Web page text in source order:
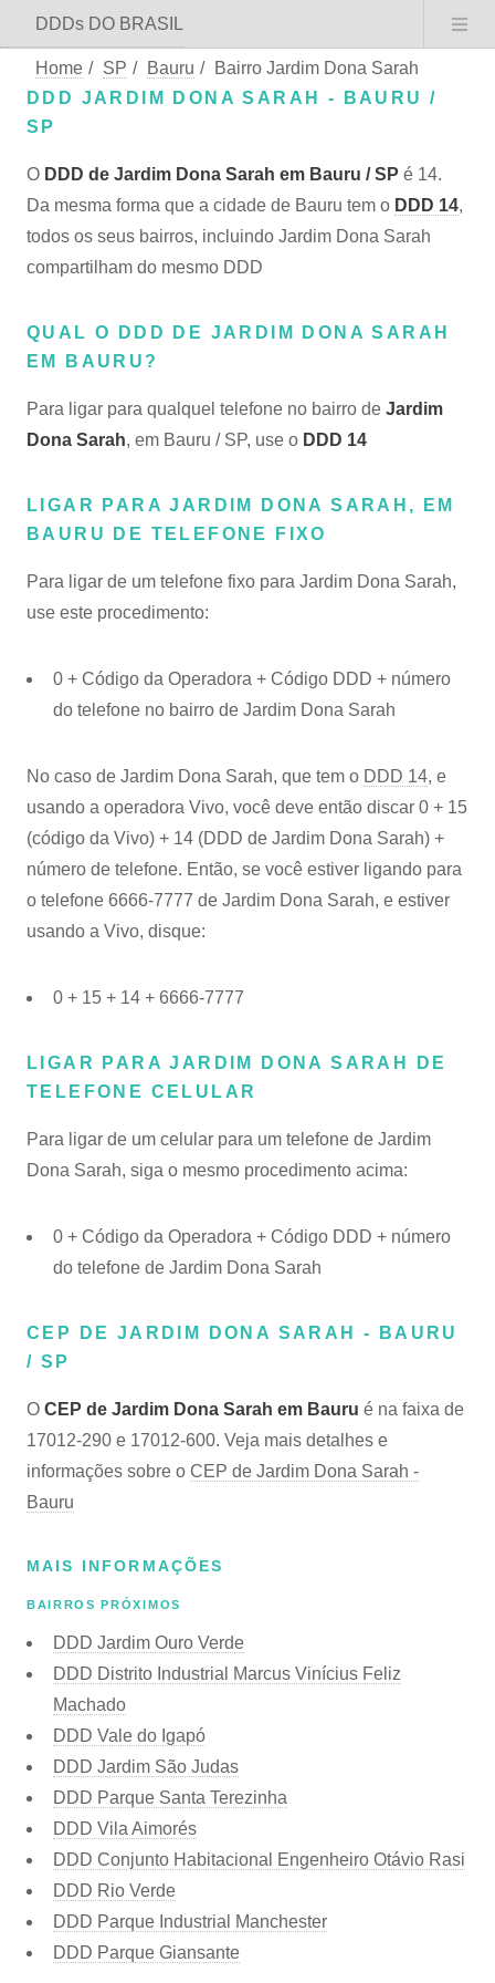
DDDs DO BRASIL
Home / SP / Bauru /
Bairro Jardim Dona Sarah
DDD JARDIM DONA SARAH - BAURU /
SP
O DDD de Jardim Dona Sarah em Bauru / SP é 14.
Da mesma forma que a cidade de Bauru tem o DDD 14,
todos os seus bairros, incluindo Jardim Dona Sarah
compartilham do mesmo DDD
QUAL O DDD DE JARDIM DONA SARAH
EM BAURU?
Para ligar para qualquel telefone no bairro de Jardim
Dona Sarah, em Bauru / SP, use o DDD 14
LIGAR PARA JARDIM DONA SARAH, EM
BAURU DE TELEFONE FIXO
Para ligar de um telefone fixo para Jardim Dona Sarah,
use este procedimento:
0 + Código da Operadora + Código DDD + número
do telefone no bairro de Jardim Dona Sarah
No caso de Jardim Dona Sarah, que tem o DDD 14, e
usando a operadora Vivo, você deve então discar 0 + 15
(código da Vivo) + 14 (DDD de Jardim Dona Sarah) +
número de telefone. Então, se você estiver ligando para
o telefone 6666-7777 de Jardim Dona Sarah, e estiver
usando a Vivo, disque:
0 + 15 + 14 + 6666-7777
LIGAR PARA JARDIM DONA SARAH DE
TELEFONE CELULAR
Para ligar de um celular para um telefone de Jardim
Dona Sarah, siga o mesmo procedimento acima:
0 + Código da Operadora + Código DDD + número
do telefone de Jardim Dona Sarah
CEP DE JARDIM DONA SARAH - BAURU
/ SP
O CEP de Jardim Dona Sarah em Bauru é na faixa de
17012-290 e 17012-600. Veja mais detalhes e
informações sobre o CEP de Jardim Dona Sarah -
Bauru
MAIS INFORMAÇÕES
BAIRROS PRÓXIMOS
DDD Jardim Ouro Verde
DDD Distrito Industrial Marcus Vinícius Feliz
Machado
DDD Vale do Igapó
DDD Jardim São Judas
DDD Parque Santa Terezinha
DDD Vila Aimorés
DDD Conjunto Habitacional Engenheiro Otávio Rasi
DDD Rio Verde
DDD Parque Industrial Manchester
DDD Parque Giansante